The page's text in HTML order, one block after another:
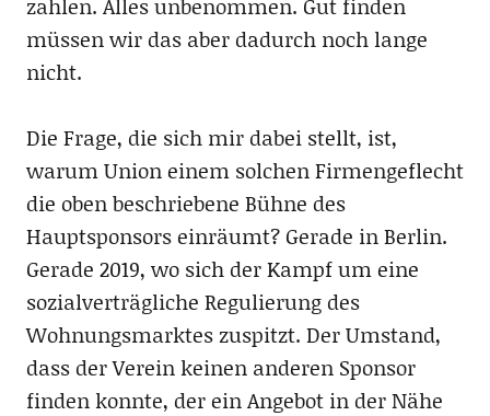
müssen wir das aber dadurch noch lange
nicht.
Die Frage, die sich mir dabei stellt, ist,
warum Union einem solchen Firmengeflecht
die oben beschriebene Bühne des
Hauptsponsors einräumt? Gerade in Berlin.
Gerade 2019, wo sich der Kampf um eine
sozialverträgliche Regulierung des
Wohnungsmarktes zuspitzt. Der Umstand,
dass der Verein keinen anderen Sponsor
finden konnte, der ein Angebot in der Nähe